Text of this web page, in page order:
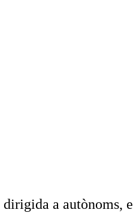
dirigida a autònoms,